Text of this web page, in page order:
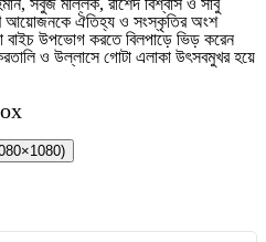
সবুজ মল্লিক, রাশেদ বিশ্বাস ও সাবু
আয়োজনকে ঐতিহ্য ও সংস্কৃতির অংশ
বাইচ উপভোগ করতে বিলপাড়ে ভিড় করেন
ও উল্লাসে গোটা এলাকা উৎসবমুখর হয়ে